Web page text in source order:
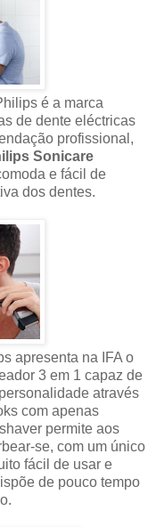
é a marca
de dente eléctricas
profissional,
Sonicare
e fácil de
dos dentes.
apresenta na IFA o
3 em 1 capaz de
através
com apenas
permite aos
se, com um único
fácil de usar e
de pouco tempo